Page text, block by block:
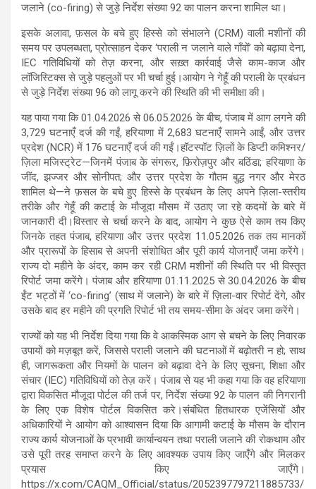
जलाने (co-firing) से जुड़े निर्देश संख्या 92 का पालन करना शामिल था।
इसके अलावा, फ़सल के बचे हुए हिस्से को संभालने (CRM) वाली मशीनों की
समय पर उपलब्धता, प्रोत्साहन देकर ‘पराली न जलाने वाले गाँवों’ को बढ़ावा देना,
IEC गतिविधियों को तेज़ करना, और सख़्त कार्रवाई जैसे काम-काज और
लॉजिस्टिक्स से जुड़े पहलुओं पर भी चर्चा हुई।आयोग ने गेहूँ की पराली के प्रबंधन
से जुड़े निर्देश संख्या 96 को लागू करने की स्थिति की भी समीक्षा की।
यह पाया गया कि 01.04.2026 से 06.05.2026 के बीच, पंजाब में आग लगने की
3,729 घटनाएँ दर्ज की गईं, हरियाणा में 2,683 घटनाएँ सामने आईं, और उत्तर
प्रदेश (NCR) में 176 घटनाएँ दर्ज की गईं।हॉटस्पॉट ज़िलों के डिप्टी कमिश्नर/
ज़िला मजिस्ट्रेट—जिनमें पंजाब के संगरूर, फ़िरोज़पुर और बठिंडा; हरियाणा के
जींद, झज्जर और सोनीपत; और उत्तर प्रदेश के गौतम बुद्ध नगर और मेरठ
शामिल थे—ने फ़सल के बचे हुए हिस्से के प्रबंधन के लिए अपने ज़िला-स्तरीय
तरीके और गेहूँ की कटाई के मौजूदा मौसम में उठाए जा रहे कदमों के बारे में
जानकारी दी।विस्तार से चर्चा करने के बाद, आयोग ने कुछ ऐसे काम तय किए
जिनके तहत पंजाब, हरियाणा और उत्तर प्रदेश 11.05.2026 तक तय मानकों
और प्रारूपों के हिसाब से अपनी संशोधित और पूरी कार्य योजनाएँ जमा करेंगे।
राज्य दो महीने के अंदर, काम कर रही CRM मशीनों की स्थिति पर भी विस्तृत
रिपोर्ट जमा करेंगे। पंजाब और हरियाणा 01.11.2025 से 30.04.2026 के बीच
ईंट भट्ठों में ‘co-firing’ (साथ में जलाने) के बारे में ज़िला-वार रिपोर्ट देंगे, और
उसके बाद हर महीने की प्रगति रिपोर्ट भी तय समय-सीमा के अंदर जमा करेंगे।
राज्यों को यह भी निर्देश दिया गया कि वे आकस्मिक आग से बचने के लिए निवारक
उपायों को मज़बूत करें, जिससे पराली जलाने की घटनाओं में बढ़ोतरी न हो; साथ
ही, जागरूकता और नियमों के पालन को बढ़ावा देने के लिए सूचना, शिक्षा और
संचार (IEC) गतिविधियों को तेज़ करें। पंजाब से यह भी कहा गया कि वह हरियाणा
द्वारा विकसित मौजूदा पोर्टल की तर्ज पर, निर्देश संख्या 92 के पालन की निगरानी
के लिए एक विशेष पोर्टल विकसित करे।संबंधित हितधारक एजेंसियों और
अधिकारियों ने आयोग को आश्वासन दिया कि आगामी कटाई के मौसम के दौरान
राज्य कार्य योजनाओं के प्रभावी कार्यान्वयन तथा पराली जलाने की रोकथाम और
उसे पूरी तरह समाप्त करने के लिए आवश्यक उपाय किए जाएँगे और मिलकर
प्रयास किए जाएँगे।
https://x.com/CAQM_Official/status/2052397797211885733/